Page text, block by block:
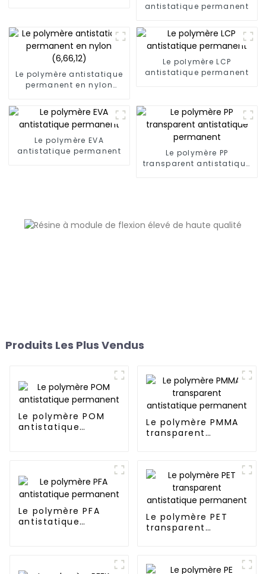
antistatique permanent
Le polymère antistatique
permanent en nylon
Le polymère LCP
antistatique permanent
Le polymère EVA
antistatique permanent
Le polymère PP
transparent antistatique
Produits Les Plus Vendus
Le polymère POM
antistatique
Le polymère PMMA
transparent
Le polymère PFA
antistatique
Le polymère PET
transparent